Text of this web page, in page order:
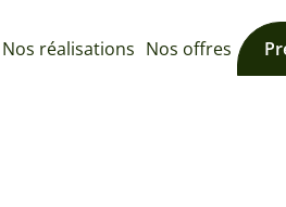
Nos réalisations Nos offres